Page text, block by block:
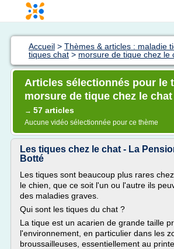
Accueil > Thèmes & articles : maladie
tiques chat > morsure de tique chez le
Articles sélectionnés pour le
morsure de tique chez le chat
→ 57 articles
Aucune vidéo sélectionnée pour ce thème
Les tiques chez le chat - La
Botté
Les tiques sont beaucoup plus rares
le chien, que ce soit l'un ou l'autre ils
des maladies graves.
Qui sont les tiques du chat ?
La tique est un acarien de grande taille
l'environnement, en particulier dans les
broussailleuses, essentiellement au